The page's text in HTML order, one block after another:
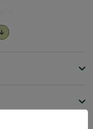
do wytwarzania